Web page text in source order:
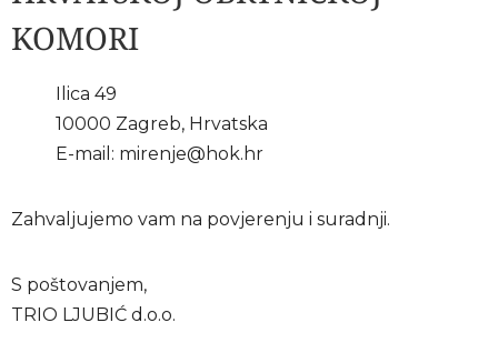
KOMORI
Ilica 49
10000 Zagreb, Hrvatska
E-mail: mirenje@hok.hr
Zahvaljujemo vam na povjerenju i suradnji.
S poštovanjem,
TRIO LJUBIĆ d.o.o.